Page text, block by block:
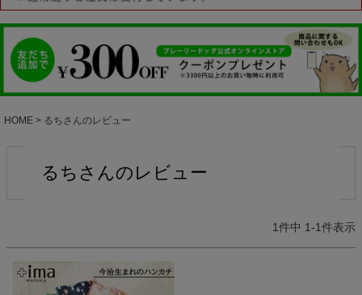
HOME るちさんのレビュー
るちさんのレビュー
1件中 1-1件表示